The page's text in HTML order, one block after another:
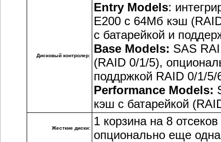
Дисковый контролер:
Entry Models:
E200 с 64Мб кэш
с батарейкой и
Base Models: SAS
(RAID 0/1/5),
поддржкой RAID 0/1/5/
Performance Models:
кэш с батарейкой
Жесткие диски:
1 корзина на 8
опционально еще